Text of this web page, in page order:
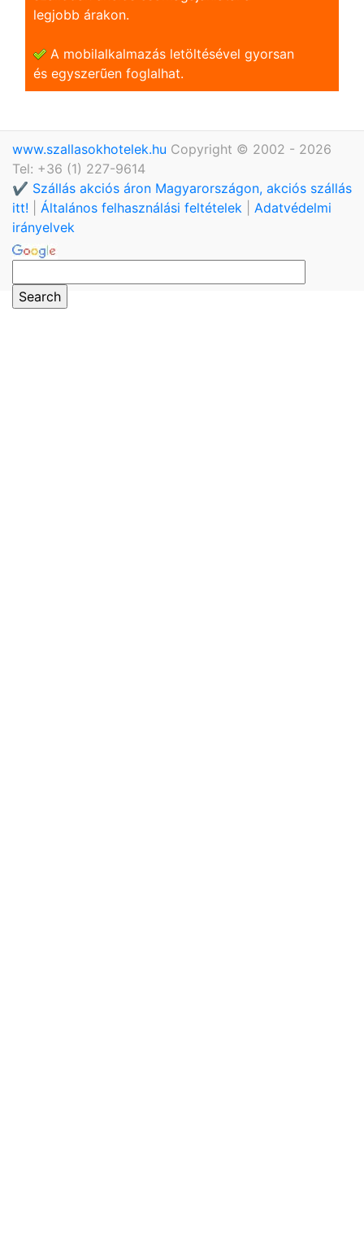
legjobb árakon.
A mobilalkalmazás letöltésével gyorsan
és egyszerũen foglalhat.
www.szallasokhotelek.hu Copyright © 2002 - 2026
Tel: +36 (1) 227-9614
✔️ Szállás akciós áron Magyarországon, akciós szállás
itt!
Általános felhasználási feltételek
Adatvédelmi
irányelvek